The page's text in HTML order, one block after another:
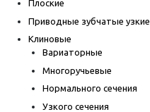
Плоские
Приводные зубчатые узкие
Клиновые
Вариаторные
Многоручьевые
Нормального сечения
Узкого сечения